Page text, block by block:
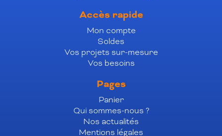
Accès rapide
Mon compte
Soldes
Vos projets sur-mesure
Vos besoins
Pages
Panier
Qui sommes-nous ?
Nos actualités
Mentions légales